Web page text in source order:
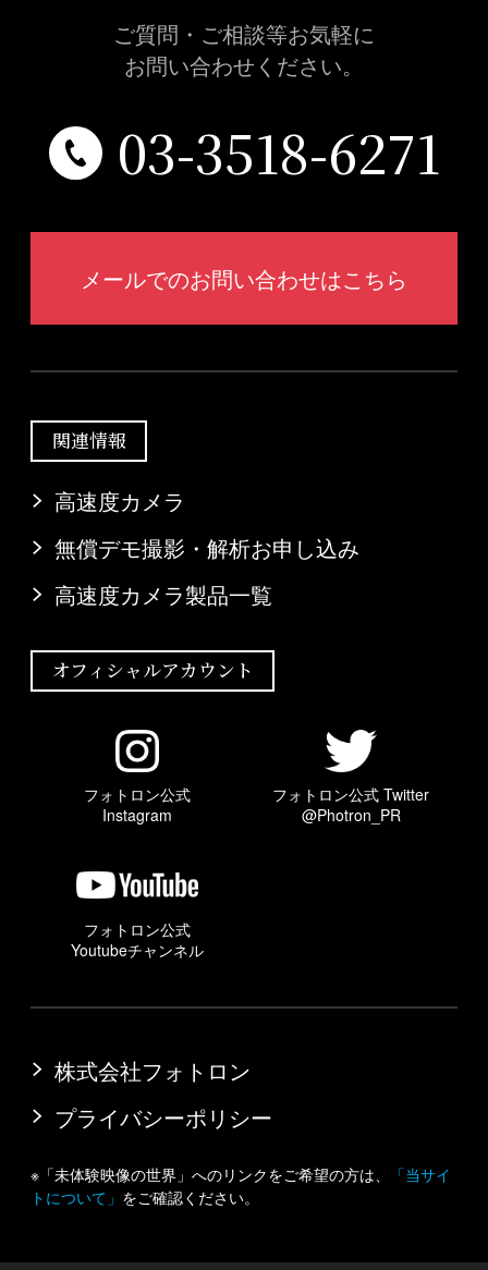
ご質問・ご相談等お気軽に
お問い合わせください。
03-3518-6271
メールでのお問い合わせはこちら
関連情報
高速度カメラ
無償デモ撮影・解析お申し込み
高速度カメラ製品一覧
オフィシャルアカウント
フォトロン公式
Instagram
フォトロン公式 Twitter
@Photron_PR
フォトロン公式
Youtubeチャンネル
株式会社フォトロン
プライバシーポリシー
※「未体験映像の世界」へのリンクをご希望の方は、
「当サイ
トについて」 をご確認ください。